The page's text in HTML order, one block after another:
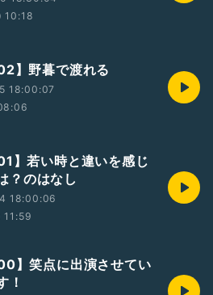
10:18
】野暮で渡れる
18:00:07
】若い時と違いを感じ
？のはなし
18:00:06
11:59
】笑点に出演させてい
！